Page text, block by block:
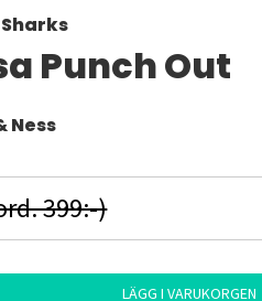
Punch Out
Ness
399:-)
LÄGG I VARUKORGEN